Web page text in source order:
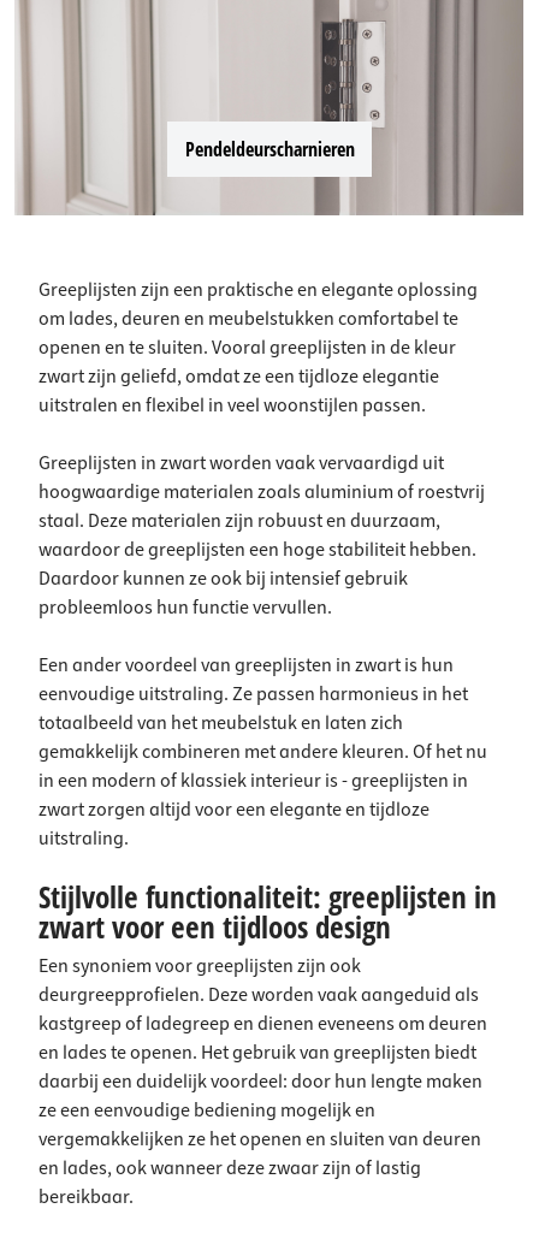
Pendeldeurscharnieren
Greeplijsten zijn een praktische en elegante oplossing
om lades, deuren en meubelstukken comfortabel te
openen en te sluiten. Vooral greeplijsten in de kleur
zwart zijn geliefd, omdat ze een tijdloze elegantie
uitstralen en flexibel in veel woonstijlen passen.
Greeplijsten in zwart worden vaak vervaardigd uit
hoogwaardige materialen zoals aluminium of roestvrij
staal. Deze materialen zijn robuust en duurzaam,
waardoor de greeplijsten een hoge stabiliteit hebben.
Daardoor kunnen ze ook bij intensief gebruik
probleemloos hun functie vervullen.
Een ander voordeel van greeplijsten in zwart is hun
eenvoudige uitstraling. Ze passen harmonieus in het
totaalbeeld van het meubelstuk en laten zich
gemakkelijk combineren met andere kleuren. Of het nu
in een modern of klassiek interieur is - greeplijsten in
zwart zorgen altijd voor een elegante en tijdloze
uitstraling.
Stijlvolle functionaliteit: greeplijsten in
zwart voor een tijdloos design
Een synoniem voor greeplijsten zijn ook
deurgreepprofielen. Deze worden vaak aangeduid als
kastgreep of ladegreep en dienen eveneens om deuren
en lades te openen. Het gebruik van greeplijsten biedt
daarbij een duidelijk voordeel: door hun lengte maken
ze een eenvoudige bediening mogelijk en
vergemakkelijken ze het openen en sluiten van deuren
en lades, ook wanneer deze zwaar zijn of lastig
bereikbaar.